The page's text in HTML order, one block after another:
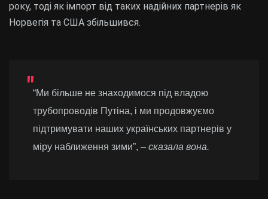
року, тоді як імпорт від таких надійних партнерів як
Норвегія та США збільшився.
“Ми більше не знаходимося під владою
трубопроводів Путіна, і ми продовжуємо
підтримувати наших українських партнерів у
міру наближення зими”, – сказала вона.